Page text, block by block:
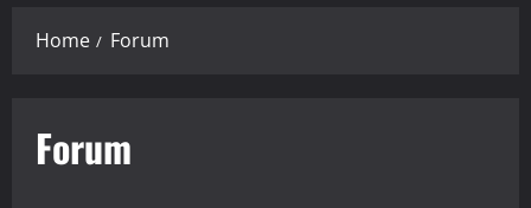
Home Forum
Forum